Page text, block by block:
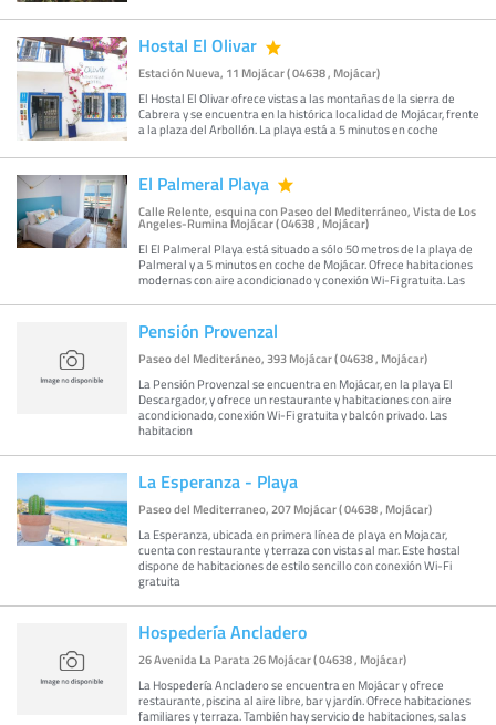
Hostal El Olivar
Estación Nueva, 11 Mojácar ( 04638 , Mojácar)
El Hostal El Olivar ofrece vistas a las montañas de la sierra de
Cabrera y se encuentra en la histórica localidad de Mojácar, frente
a la plaza del Arbollón. La playa está a 5 minutos en coche
El Palmeral Playa
Calle Relente, esquina con Paseo del Mediterráneo, Vista de Los
Angeles-Rumina Mojácar ( 04638 , Mojácar)
El El Palmeral Playa está situado a sólo 50 metros de la playa de
Palmeral y a 5 minutos en coche de Mojácar. Ofrece habitaciones
modernas con aire acondicionado y conexión Wi-Fi gratuita. Las
Pensión Provenzal
Paseo del Mediteráneo, 393 Mojácar ( 04638 , Mojácar)
La Pensión Provenzal se encuentra en Mojácar, en la playa El
Descargador, y ofrece un restaurante y habitaciones con aire
acondicionado, conexión Wi-Fi gratuita y balcón privado. Las
habitacion
La Esperanza - Playa
Paseo del Mediterraneo, 207 Mojácar ( 04638 , Mojácar)
La Esperanza, ubicada en primera línea de playa en Mojacar,
cuenta con restaurante y terraza con vistas al mar. Este hostal
dispone de habitaciones de estilo sencillo con conexión Wi-Fi
gratuita
Hospedería Ancladero
26 Avenida La Parata 26 Mojácar ( 04638 , Mojácar)
La Hospedería Ancladero se encuentra en Mojácar y ofrece
restaurante, piscina al aire libre, bar y jardín. Ofrece habitaciones
familiares y terraza. También hay servicio de habitaciones, salas